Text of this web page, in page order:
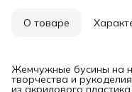
О товаре
Жемчужные бусины на
творчества и
из акрилового